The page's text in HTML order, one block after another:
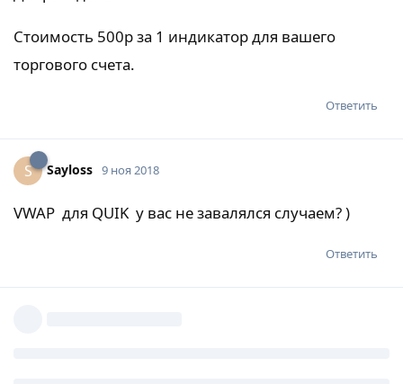
Стоимость 500р за 1 индикатор для вашего
торгового счета.
Ответить
S Sayloss 9 ноя 2018
VWAP для QUIK у вас не завалялся случаем? )
Ответить